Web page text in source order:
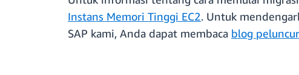
Instans Memori Tinggi EC2. Untuk
SAP kami, Anda dapat membaca blog